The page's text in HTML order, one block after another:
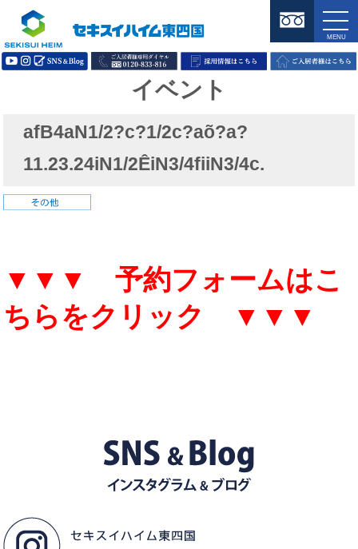
イベント
afB4aN1/2?c?1/2c?aõ?a?
11.23.24iN1/2ÊiN3/4fiiN3/4c.
▼▼▼ 予約フォームはこ
ちらをクリック ▼▼▼